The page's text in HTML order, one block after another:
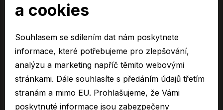
Členové
ARAVER CZ člen skupiny AUTO UH s.r.o.
EURO CAR Zlín člen skupiny AUTO UH s.r.o.
C&K člen skupiny AUTO UH a.s.
AUTO JIHLAVA člen skupiny AUTO UH s.r.o.
Autospol člen skupiny AUTO UH s.r.o.
Autospol Chery
a cookies
Souhlasem se sdílením dat nám poskytnete
informace, které potřebujeme pro zlepšování,
analýzu a marketing napříč těmito webovými
stránkami. Dále souhlasíte s předáním údajů třetím
stranám a mimo EU. Prohlašujeme, že Vámi
poskytnuté informace jsou zabezpečeny